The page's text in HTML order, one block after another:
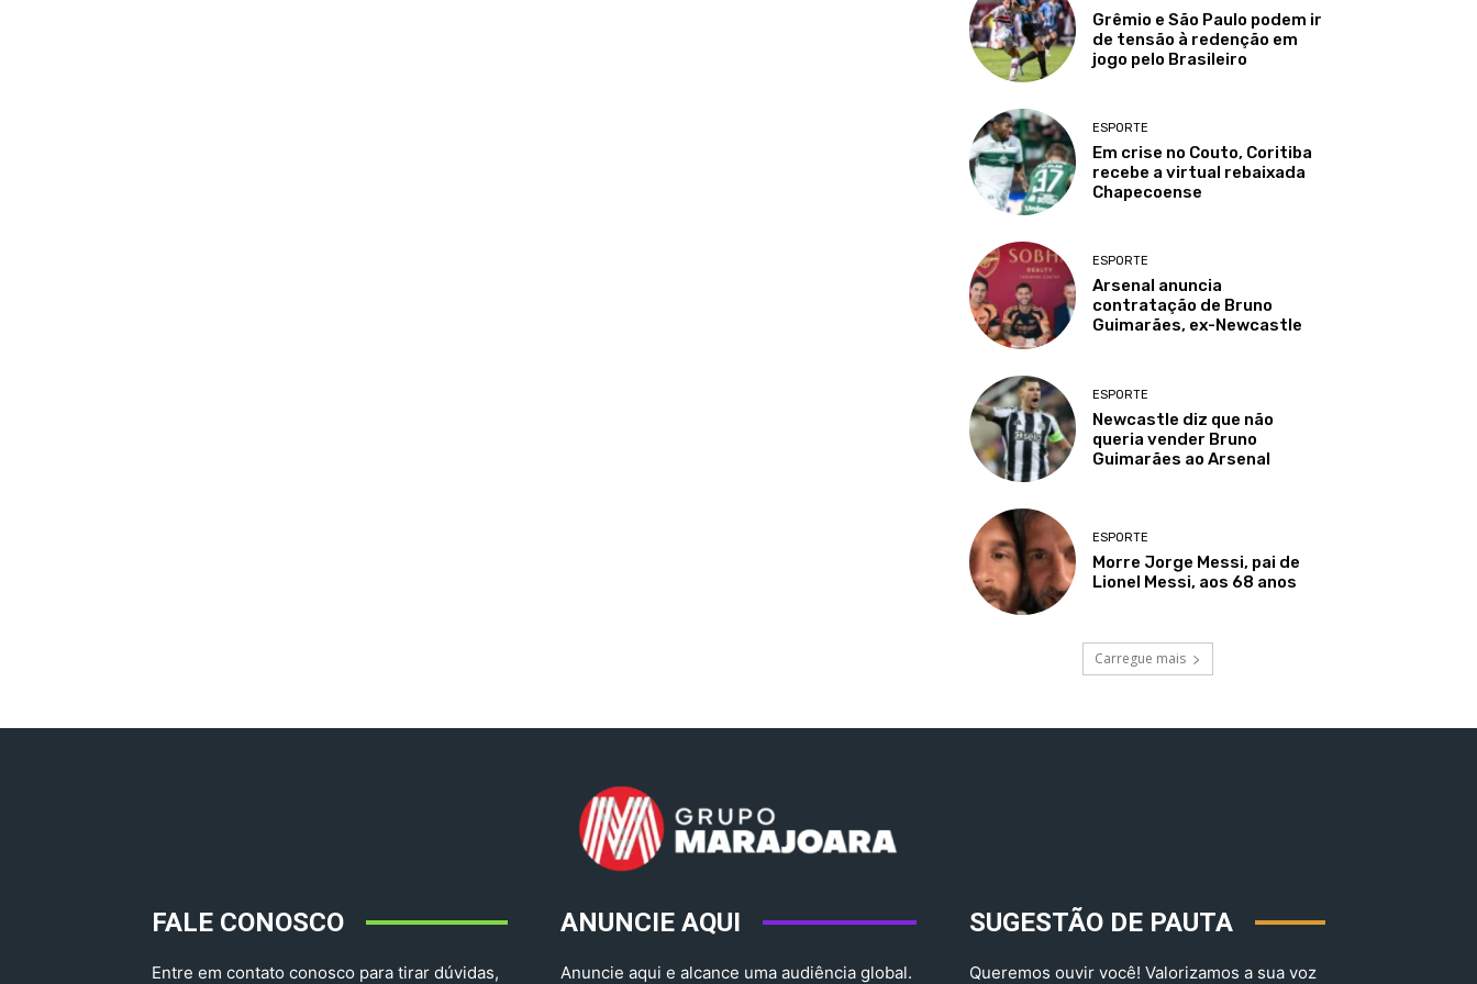
Grêmio e São Paulo podem ir
de tensão à redenção em
jogo pelo Brasileiro
ESPORTE
Em crise no Couto, Coritiba
recebe a virtual rebaixada
Chapecoense
ESPORTE
Arsenal anuncia
contratação de Bruno
Guimarães, ex-Newcastle
ESPORTE
Newcastle diz que não
queria vender Bruno
Guimarães ao Arsenal
ESPORTE
Morre Jorge Messi, pai de
Lionel Messi, aos 68 anos
Carregue mais
FALE CONOSCO
Entre em contato conosco para tirar dúvidas,
ANUNCIE AQUI
Anuncie aqui e alcance uma audiência global.
SUGESTÃO DE PAUTA
Queremos ouvir você! Valorizamos a sua voz